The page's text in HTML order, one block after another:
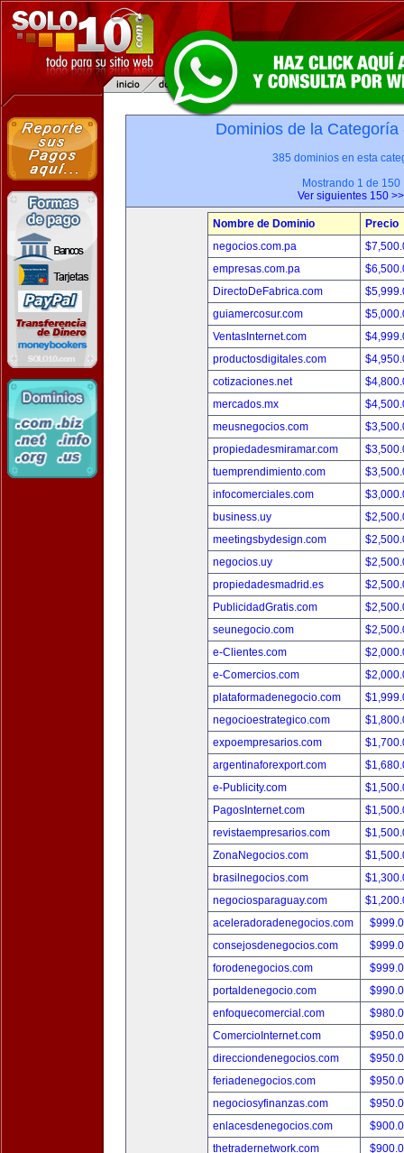
Dominios de la
385 dominios en esta
Mostrando 1 de 150
Ver siguientes 150 >>
Nombre de Dominio
Precio
negocios.com.pa
empresas.com.pa
DirectoDeFabrica.com
guiamercosur.com
VentasInternet.com
productosdigitales.com
cotizaciones.net
mercados.mx
meusnegocios.com
propiedadesmiramar.com
tuemprendimiento.com
infocomerciales.com
business.uy
meetingsbydesign.com
negocios.uy
propiedadesmadrid.es
PublicidadGratis.com
seunegocio.com
e-Clientes.com
e-Comercios.com
plataformadenegocio.com
negocioestrategico.com
expoempresarios.com
argentinaforexport.com
e-Publicity.com
PagosInternet.com
revistaempresarios.com
ZonaNegocios.com
brasilnegocios.com
negociosparaguay.com
aceleradoradenegocios.com
consejosdenegocios.com
forodenegocios.com
portaldenegocio.com
enfoquecomercial.com
ComercioInternet.com
direcciondenegocios.com
feriadenegocios.com
negociosyfinanzas.com
enlacesdenegocios.com
thetradernetwork.com